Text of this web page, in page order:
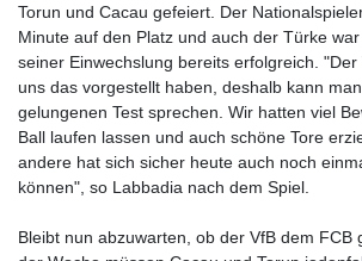
Torun und Cacau gefeiert. Der
Minute auf den Platz und auch der Türke
seiner Einwechslung bereits erfolgreich. "Der
uns das vorgestellt haben, deshalb kann
gelungenen Test sprechen. Wir hatten viel
Ball laufen lassen und auch schöne Tore
andere hat sich sicher heute auch noch
können", so Labbadia nach dem Spiel.
Bleibt nun abzuwarten, ob der VfB dem FCB